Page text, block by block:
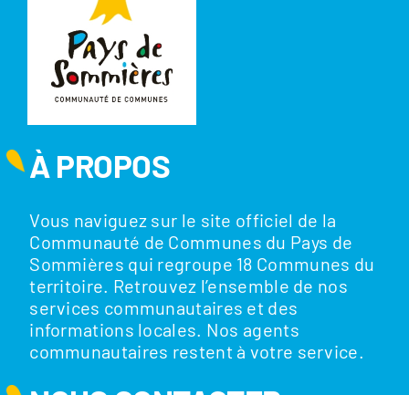
À PROPOS
Vous naviguez sur le site officiel de la
Communauté de Communes du Pays de
Sommières qui regroupe 18 Communes du
territoire. Retrouvez l’ensemble de nos
services communautaires et des
informations locales. Nos agents
communautaires restent à votre service.